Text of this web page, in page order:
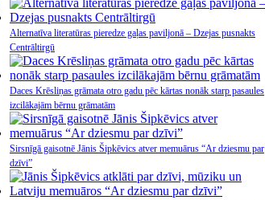
Alternatīva literatūras pieredze gaļas paviljonā – Dzejas pusnakts
Centrāltirgū
Daces Krēsliņas grāmata otro gadu pēc kārtas nonāk starp pasaules
izcilākajām bērnu grāmatām
Sirsnīgā gaisotnē Jānis Šipkēvics atver memuārus “Ar dziesmu par
dzīvi”